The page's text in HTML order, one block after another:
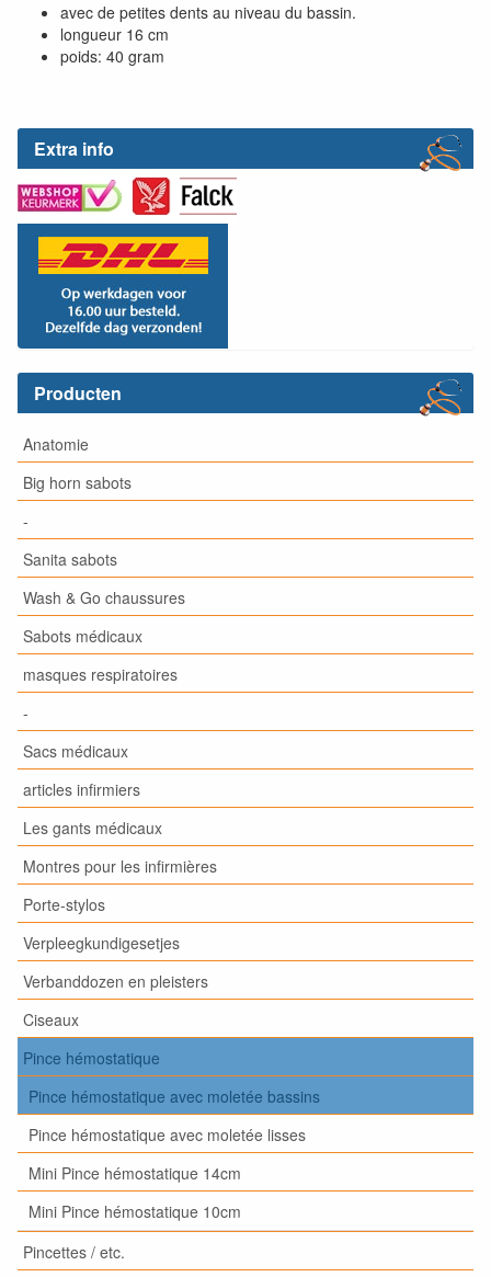
Extra info
Producten
Anatomie
Big horn sabots
-
Sanita sabots
Wash & Go chaussures
Sabots médicaux
masques respiratoires
-
Sacs médicaux
articles infirmiers
Les gants médicaux
Montres pour les infirmières
Porte-stylos
Verpleegkundigesetjes
Verbanddozen en pleisters
Ciseaux
Pince hémostatique
Pince hémostatique avec moletée bassins
Pince hémostatique avec moletée lisses
Mini Pince hémostatique 14cm
Mini Pince hémostatique 10cm
Pincettes / etc.
avec de petites dents au niveau du bassin.
longueur 16 cm
poids: 40 gram